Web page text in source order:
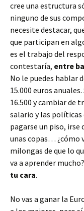
cree una estructura
ninguno de sus
necesite destacar,
que participan en
es el trabajo del
contestaría, entre
No le puedes hablar
15.000 euros
16.500 y cambiar de
salario y las políticas
pagarse un piso, irse
unas copas… ¿cómo
milongas de que lo
va a aprender
tu cara.
No vas a ganar la